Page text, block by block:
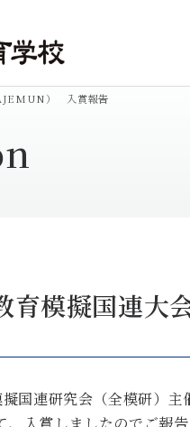
） 入賞報告
育模擬国連
国連研究会（全模研）